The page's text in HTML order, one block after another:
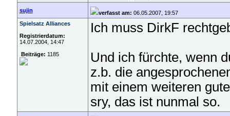
sujin verfasst am: 06.05.2007, 19:57
Spielsatz Alliances
Registrierdatum:
14.07.2004, 14:47
Beiträge: 1185
Ich muss DirkF
Und ich fürchte, wenn
z.b. die
mit einem weiteren
sry, das ist nunmal so.